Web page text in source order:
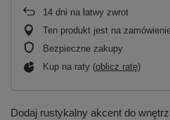
14 dni na łatwy zwrot
Ten produkt jest na
Bezpieczne zakupy
Kup na raty (oblicz ratę)
Dodaj rustykalny akcent do